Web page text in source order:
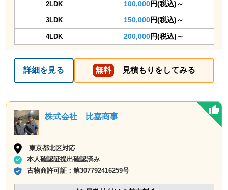
2LDK 100,000円(税込)～
3LDK 150,000円(税込)～
4LDK 200,000円(税込)～
詳細を見る 無料 見積もりをしてみる
株式会社 比嘉商事
東京都北区対応
本人確認証提出確認済み
古物商許可証：第307792416259号